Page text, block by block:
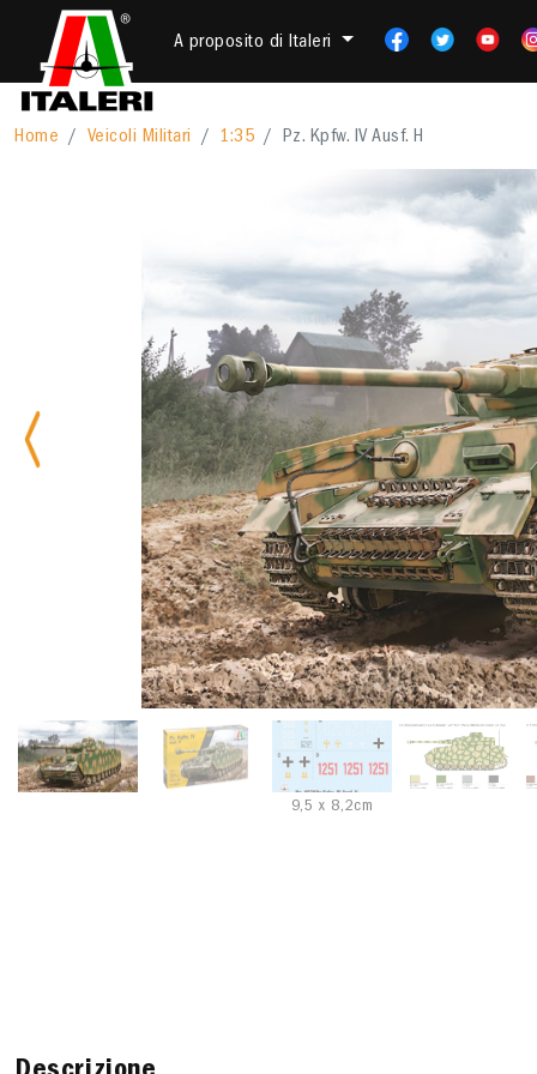
A proposito di Italeri
Home Veicoli Militari 1:35 Pz. Kpfw. IV Ausf. H
Previous
9,5 x 8,2cm